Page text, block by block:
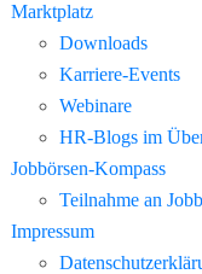
Marktplatz
Downloads
Karriere-Events
Webinare
HR-Blogs im
Jobbörsen-Kompass
Teilnahme an
Impressum